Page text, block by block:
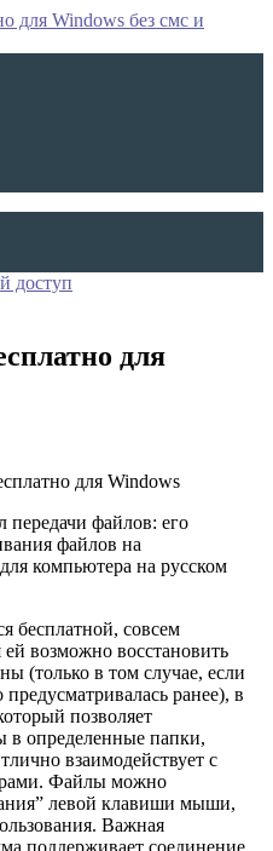
доступ
для
передачи файлов: его
файлов на
компьютера на русском
бесплатной, совсем
ей возможно восстановить
(только в том случае, если
ранее), в
позволяет
в определенные папки,
взаимодействует с
Файлы можно
левой клавиши мыши,
Важная
поддерживает соединение,